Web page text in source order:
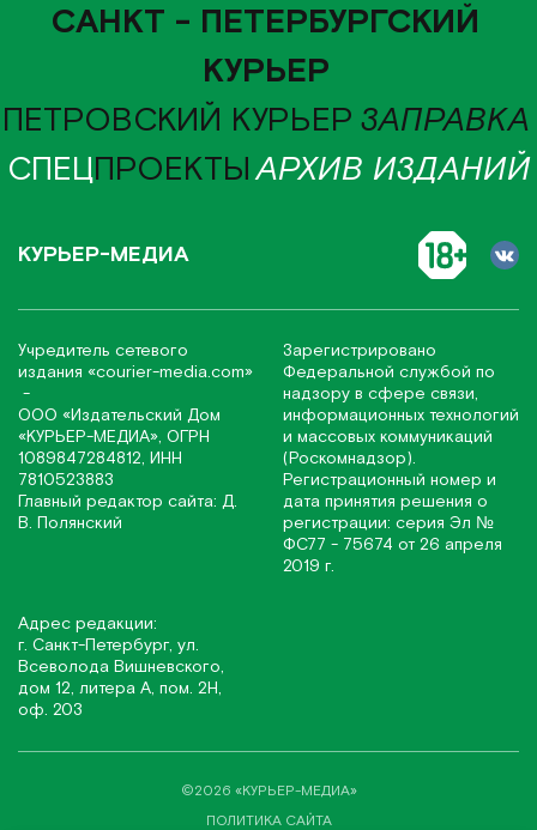
САНКТ - ПЕТЕРБУРГСКИЙ
КУРЬЕР
ПЕТРОВСКИЙ КУРЬЕР ЗАПРАВКА
СПЕЦПРОЕКТЫАРХИВ ИЗДАНИЙ
КУРЬЕР-МЕДИА
Учредитель сетевого
издания «соurier-media.com»
-
ООО «Издательский Дом
«КУРЬЕР-МЕДИА», ОГРН
1089847284812, ИНН
7810523883
Главный редактор сайта: Д.
В. Полянский
Зарегистрировано
Федеральной службой по
надзору в сфере связи,
информационных технологий
и массовых коммуникаций
(Роскомнадзор).
Регистрационный номер и
дата принятия решения о
регистрации: серия Эл №
ФС77 - 75674 от 26 апреля
2019 г.
Адрес редакции:
г. Санкт-Петербург, ул.
Всеволода Вишневского,
дом 12, литера А, пом. 2Н,
оф. 203
©2026 «КУРЬЕР-МЕДИА»
ПОЛИТИКА САЙТА